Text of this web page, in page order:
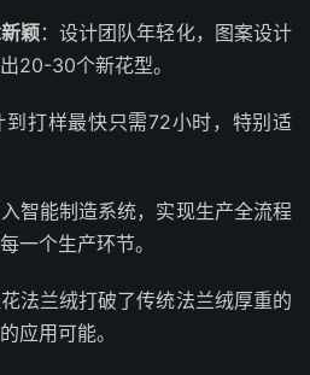
颖：设计团队年轻化，图案设计
20-30个新花型。
到打样最快只需72小时，特别适
智能制造系统，实现生产全流程
一个生产环节。
法兰绒打破了传统法兰绒厚重的
应用可能。